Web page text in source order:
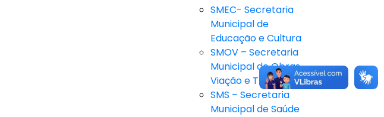
SMEC- Secretaria
Municipal de
Educação e Cultura
SMOV – Secretaria
Municipal de Obras,
Viação e Trânsito
SMS – Secretaria
Municipal de Saúde